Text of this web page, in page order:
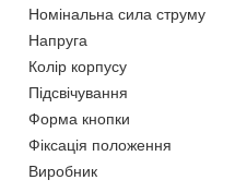
Номінальна сила струму
Напруга
Колір корпусу
Підсвічування
Форма кнопки
Фіксація положення
Виробник